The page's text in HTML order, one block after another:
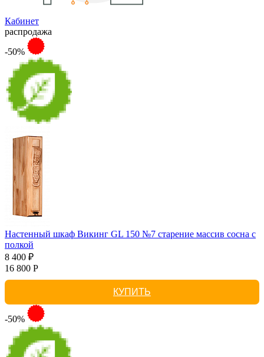
Кабинет
распродажа
-50%
Настенный шкаф Викинг GL 150 №7 старение массив сосна с
полкой
8 400 ₽
16 800 Р
КУПИТЬ
-50%